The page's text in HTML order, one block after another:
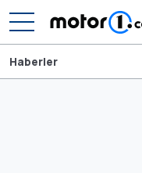
Haberler